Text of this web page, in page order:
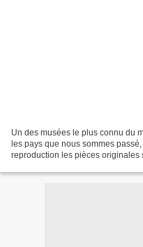
Un des musées le plus connu du
les pays que nous sommes
reproduction les pièces originales